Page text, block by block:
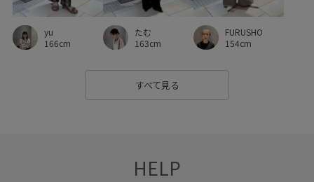
yu
166cm
たむ
163cm
FURUSHO
154cm
すべて見る
HELP